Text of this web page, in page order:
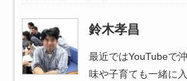
鈴木孝昌
最近ではYouTubeで
味や子育ても一緒に